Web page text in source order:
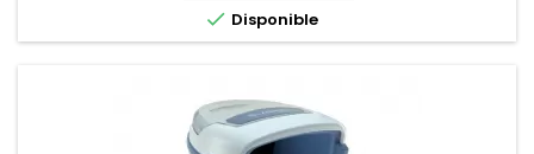
 Disponible